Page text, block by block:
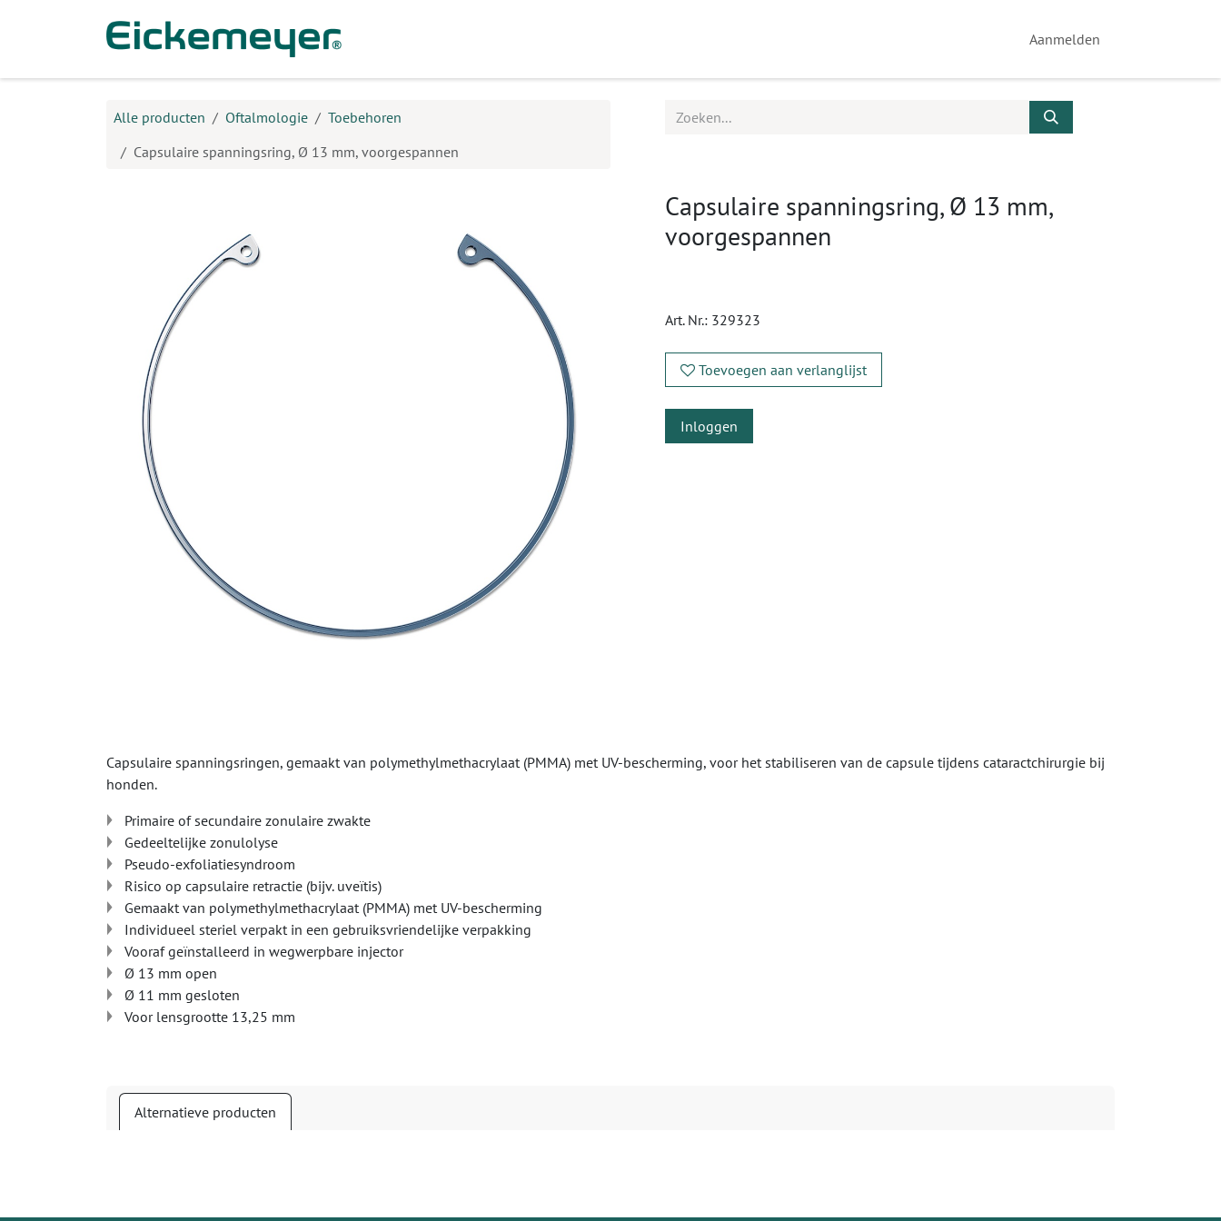
Aanmelden
Alle producten Oftalmologie
Toebehoren
Capsulaire spanningsring, Ø 13 mm, voorgespannen
Capsulaire spanningsring, Ø 13 mm,
voorgespannen
Art. Nr.: 329323
Toevoegen aan verlanglijst
Inloggen
Capsulaire spanningsringen, gemaakt van polymethylmethacrylaat (PMMA) met UV-bescherming, voor het stabiliseren van de capsule tijdens cataractchirurgie bij
honden.
Primaire of secundaire zonulaire zwakte
Gedeeltelijke zonulolyse
Pseudo-exfoliatiesyndroom
Risico op capsulaire retractie (bijv. uveïtis)
Gemaakt van polymethylmethacrylaat (PMMA) met UV-bescherming
Individueel steriel verpakt in een gebruiksvriendelijke verpakking
Vooraf geïnstalleerd in wegwerpbare injector
Ø 13 mm open
Ø 11 mm gesloten
Voor lensgrootte 13,25 mm
Alternatieve producten